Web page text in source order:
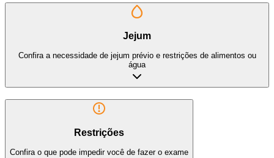
Jejum
Confira a necessidade de jejum prévio e restrições de alimentos ou
água
Restrições
Confira o que pode impedir você de fazer o exame